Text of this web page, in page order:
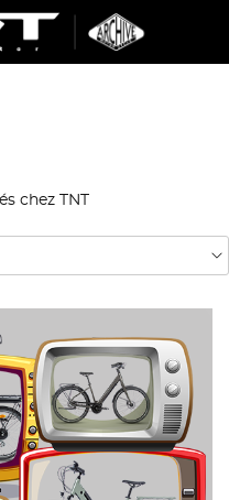
chez TNT